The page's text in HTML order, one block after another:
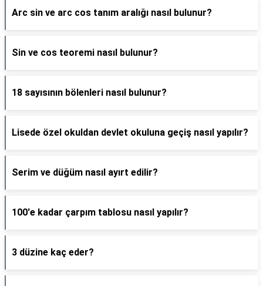
Arc sin ve arc cos tanım aralığı nasıl bulunur?
Sin ve cos teoremi nasıl bulunur?
18 sayısının bölenleri nasıl bulunur?
Lisede özel okuldan devlet okuluna geçiş nasıl yapılır?
Serim ve düğüm nasıl ayırt edilir?
100'e kadar çarpım tablosu nasıl yapılır?
3 düzine kaç eder?